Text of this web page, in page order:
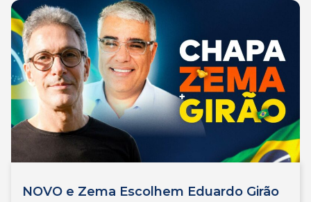
NOVO e Zema Escolhem Eduardo Girão